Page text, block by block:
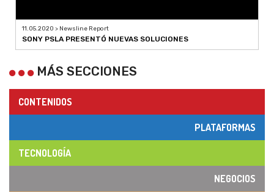
11.05.2020 > Newsline Report
SONY PSLA PRESENTÓ NUEVAS SOLUCIONES
MÁS SECCIONES
CONTENIDOS
PLATAFORMAS
TECNOLOGÍA
NEGOCIOS